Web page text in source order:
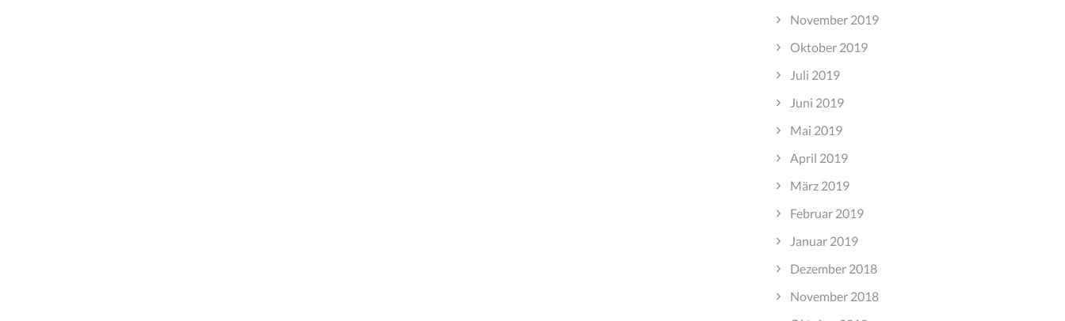
November 2019
Oktober 2019
Juli 2019
Juni 2019
Mai 2019
April 2019
März 2019
Februar 2019
Januar 2019
Dezember 2018
November 2018